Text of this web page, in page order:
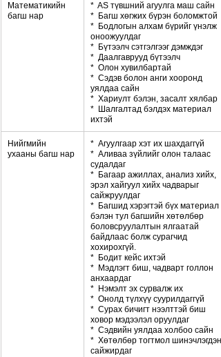
Математикийн
багш нар
*  AS түвшний агуулга маш сайн
*  Багш хөгжих бүрэн боломжтой
*  Бодлогын алхам бүрийг үнэлж
оноожуулдаг
*  Бүтээлч сэтгэлгээг дэмждэг
*  Даалгаврууд бүтээлч
*  Олон хувилбартай
*  Сэдэв болон анги хооронд
уялдаа сайн
*  Хариулт бэлэн, засалт хялбар
*  Шалгалтад бэлдэх материал
ихтэй
Нийгмийн
ухааны багш нар
*  Агуулгаар хэт их шахдаггүй
*  Аливаа зүйлийг олон талаас
судалдаг
*  Багаар ажиллах, анализ хийх,
эрэл хайгуул хийх чадварыг
сайжруулдаг
*  Багшид хэрэгтэй бүх материал
бэлэн тул багшийн хөтөлбөр
боловсруулалтын ялгаатай
байдлаас болж сурагчид
хохирохгүй.
*  Бодит кейс ихтэй
*  Мэдлэгт биш, чадварт голлон
анхаардаг
*  Нэмэлт эх сурвалж их
*  Онолд түлхүү суурилдаггүй
*  Сурах бичигт нээлттэй биш
ховор мэдээлэл оруулдаг
*  Сэдвийн уялдаа холбоо сайн
*  Хөтөлбөр тогтмол шинэчлэгдэн
сайжирдаг